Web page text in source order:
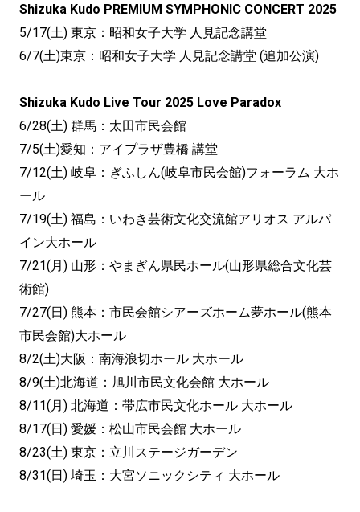
Shizuka Kudo PREMIUM SYMPHONIC CONCERT 2025
5/17(土) 東京：昭和女子大学 人見記念講堂
6/7(土)東京：昭和女子大学 人見記念講堂 (追加公演)
Shizuka Kudo Live Tour 2025 Love Paradox
6/28(土) 群馬：太田市民会館
7/5(土)愛知：アイプラザ豊橋 講堂
7/12(土) 岐阜：ぎふしん(岐阜市民会館)フォーラム 大ホ
ール
7/19(土) 福島：いわき芸術文化交流館アリオス アルパ
イン大ホール
7/21(月) 山形：やまぎん県民ホール(山形県総合文化芸
術館)
7/27(日) 熊本：市民会館シアーズホーム夢ホール(熊本
市民会館)大ホール
8/2(土)大阪：南海浪切ホール 大ホール
8/9(土)北海道：旭川市民文化会館 大ホール
8/11(月) 北海道：帯広市民文化ホール 大ホール
8/17(日) 愛媛：松山市民会館 大ホール
8/23(土) 東京：立川ステージガーデン
8/31(日) 埼玉：大宮ソニックシティ 大ホール